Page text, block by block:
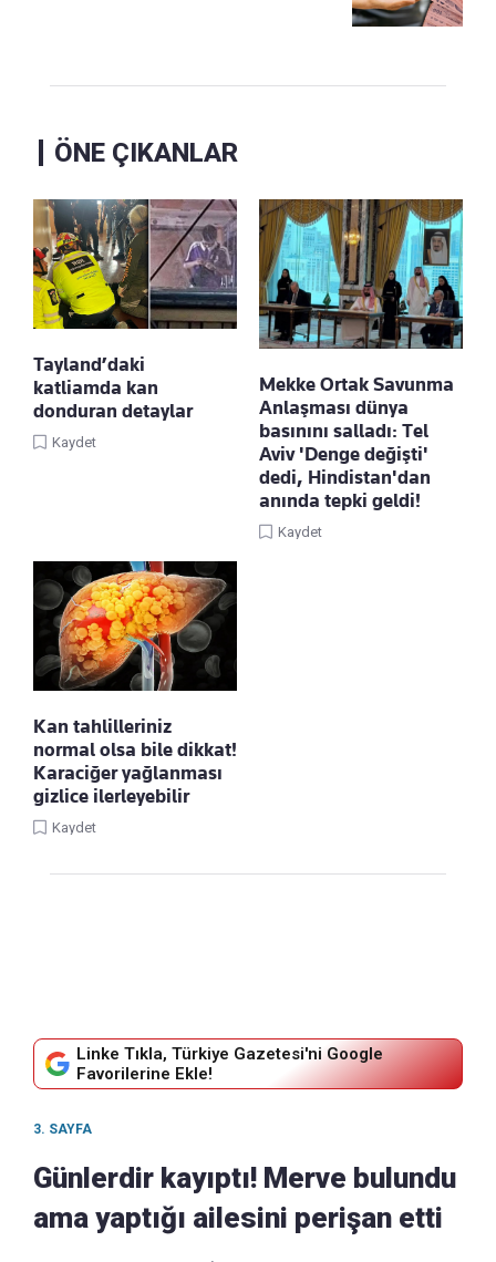
ÖNE ÇIKANLAR
Tayland’daki
katliamda kan
donduran detaylar
Kaydet
Mekke Ortak Savunma
Anlaşması dünya
basınını salladı: Tel
Aviv 'Denge değişti'
dedi, Hindistan'dan
anında tepki geldi!
Kaydet
Kan tahlilleriniz
normal olsa bile dikkat!
Karaciğer yağlanması
gizlice ilerleyebilir
Kaydet
Linke Tıkla, Türkiye Gazetesi'ni Google
Favorilerine Ekle!
3. SAYFA
Günlerdir kayıptı! Merve bulundu
ama yaptığı ailesini perişan etti